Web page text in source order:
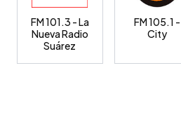
FM 101.3 - La
Nueva Radio
Suárez
FM 105.1 -
City